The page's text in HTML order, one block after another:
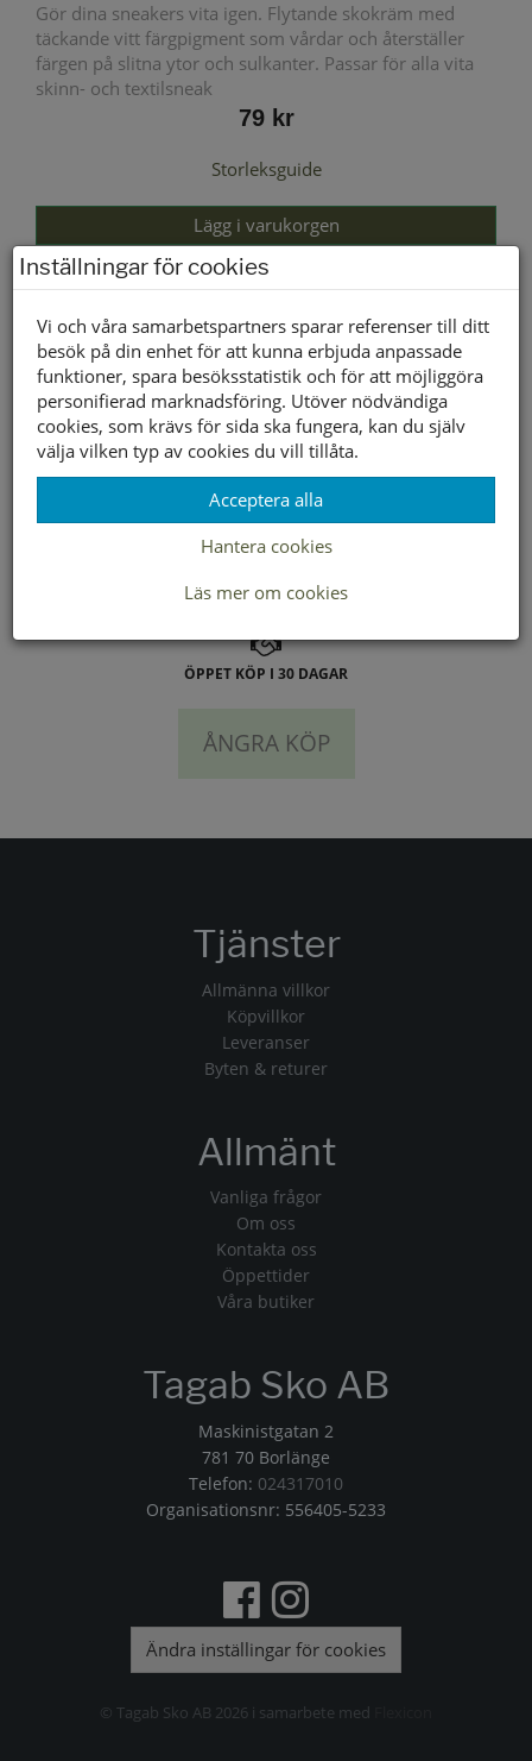
Gör dina sneakers vita igen. Flytande skokräm med
täckande vitt färgpigment som vårdar och återställer
färgen på slitna ytor och sulkanter. Passar för alla vita
skinn- och textilsneak
79 kr
Storleksguide
Lägg i varukorgen
Butik
OS
Borlänge
Buffert lager
LEVERANS INOM 2-4 DAGAR INOM SVERIGE
HÄMTA GRATIS I BUTIK
ÖPPET KÖP I 30 DAGAR
ÅNGRA KÖP
Inställningar för cookies
Vi och våra samarbetspartners sparar referenser till ditt
besök på din enhet för att kunna erbjuda anpassade
funktioner, spara besöksstatistik och för att möjliggöra
personifierad marknadsföring. Utöver nödvändiga
cookies, som krävs för sida ska fungera, kan du själv
välja vilken typ av cookies du vill tillåta.
Acceptera alla
Hantera cookies
Läs mer om cookies
Tjänster
Allmänna villkor
Köpvillkor
Leveranser
Byten & returer
Allmänt
Vanliga frågor
Om oss
Kontakta oss
Öppettider
Våra butiker
Tagab Sko AB
Maskinistgatan 2
781 70 Borlänge
Telefon: 024317010
Organisationsnr: 556405-5233
Ändra inställingar för cookies
© Tagab Sko AB 2026 i samarbete med